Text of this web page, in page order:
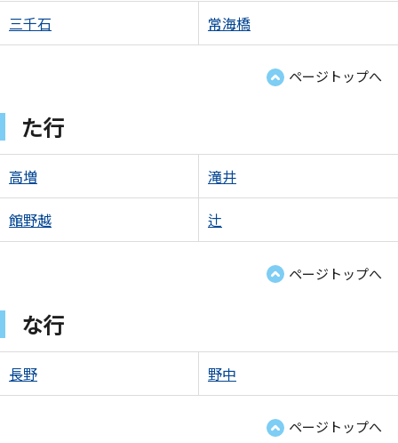
三千石 常海橋
ページトップへ
た行
高増 滝井
館野越 辻
ページトップへ
な行
長野 野中
ページトップへ